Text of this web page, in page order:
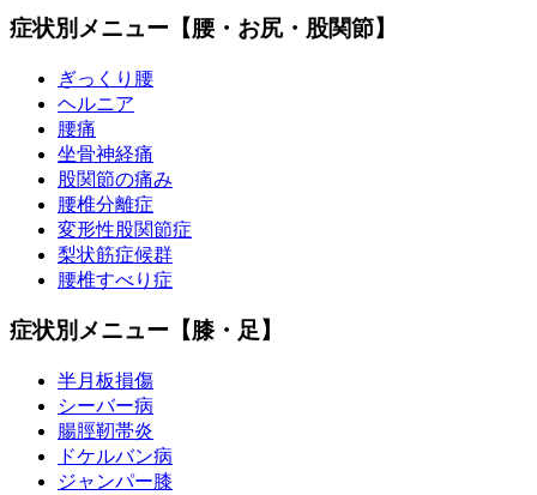
症状別メニュー【腰・お尻・股関節】
ぎっくり腰
ヘルニア
腰痛
坐骨神経痛
股関節の痛み
腰椎分離症
変形性股関節症
梨状筋症候群
腰椎すべり症
症状別メニュー【膝・足】
半月板損傷
シーバー病
腸脛靭帯炎
ドケルバン病
ジャンパー膝